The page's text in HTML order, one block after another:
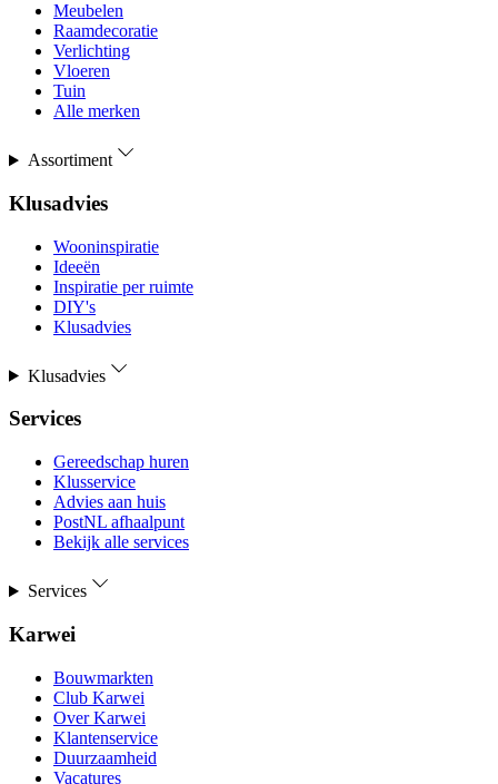
Meubelen
Raamdecoratie
Verlichting
Vloeren
Tuin
Alle merken
Assortiment
Klusadvies
Wooninspiratie
Ideeën
Inspiratie per ruimte
DIY's
Klusadvies
Klusadvies
Services
Gereedschap huren
Klusservice
Advies aan huis
PostNL afhaalpunt
Bekijk alle services
Services
Karwei
Bouwmarkten
Club Karwei
Over Karwei
Klantenservice
Duurzaamheid
Vacatures